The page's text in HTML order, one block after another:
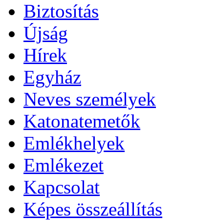
Biztosítás
Újság
Hírek
Egyház
Neves személyek
Katonatemetők
Emlékhelyek
Emlékezet
Kapcsolat
Képes összeállítás